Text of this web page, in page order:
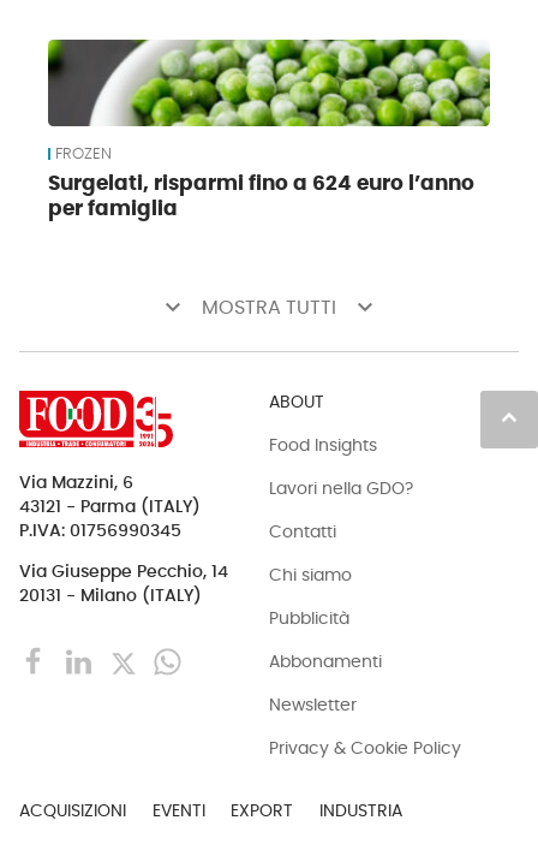
FROZEN
Surgelati, risparmi fino a 624 euro l’anno
per famiglia
keyboard_arrow_down MOSTRA TUTTI keyboard_arrow_down
keyboard_arrow_up
Via Mazzini, 6
43121 - Parma (ITALY)
P.IVA: 01756990345
Via Giuseppe Pecchio, 14
20131 - Milano (ITALY)
ABOUT
Food Insights
Lavori nella GDO?
Contatti
Chi siamo
Pubblicità
Abbonamenti
Newsletter
Privacy & Cookie Policy
ACQUISIZIONI EVENTI EXPORT INDUSTRIA